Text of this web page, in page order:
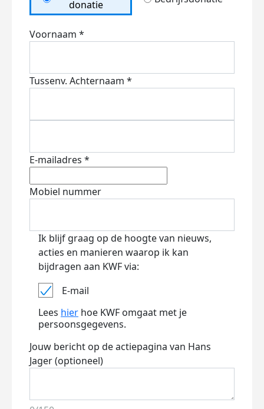
donatie
Voornaam *
Tussenv. Achternaam *
E-mailadres *
Mobiel nummer
Ik blijf graag op de hoogte van nieuws,
acties en manieren waarop ik kan
bijdragen aan KWF via:
E-mail
Lees hier hoe KWF omgaat met je
persoonsgegevens.
Jouw bericht op de actiepagina van Hans
Jager (optioneel)